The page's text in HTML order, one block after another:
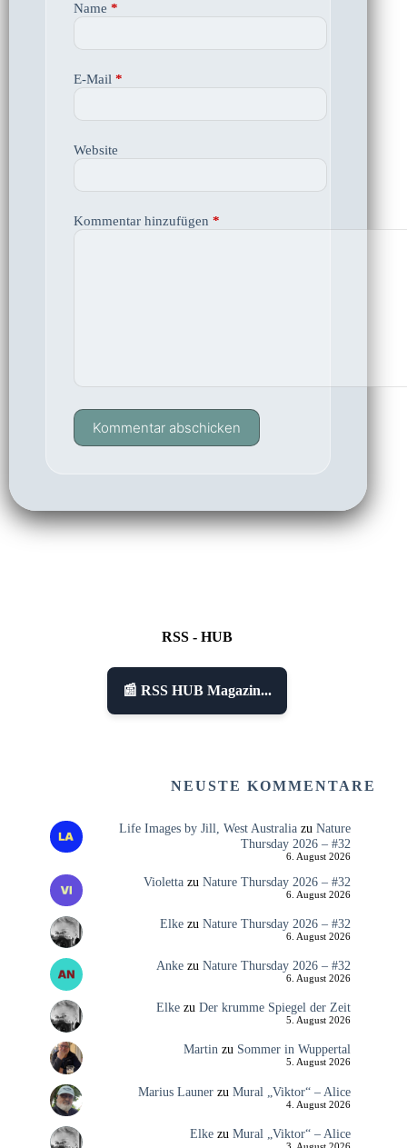
Name *
E-Mail *
Website
Kommentar hinzufügen *
Kommentar abschicken
RSS - HUB
📰 RSS HUB Magazin...
NEUSTE KOMMENTARE
Life Images by Jill, West Australiazu Nature
Thursday 2026 – #32
6. August 2026
Violettazu Nature Thursday 2026 – #32
6. August 2026
Elkezu Nature Thursday 2026 – #32
6. August 2026
Ankezu Nature Thursday 2026 – #32
6. August 2026
Elkezu Der krumme Spiegel der Zeit
5. August 2026
Martinzu Sommer in Wuppertal
5. August 2026
Marius Launerzu Mural „Viktor“ – Alice
4. August 2026
Elkezu Mural „Viktor“ – Alice